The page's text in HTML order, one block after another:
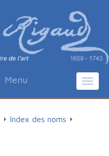
Menu
Index des noms